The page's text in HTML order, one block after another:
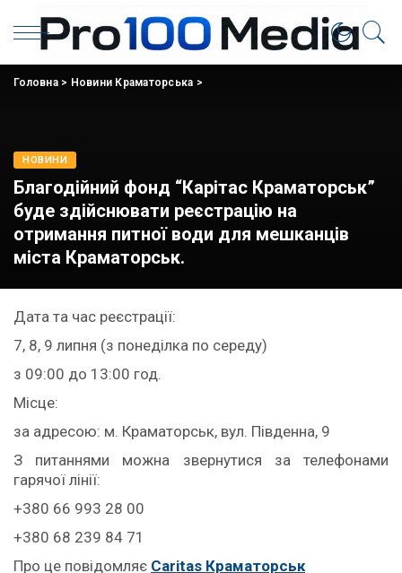
Головна> Новини Краматорська >
НОВИНИ
Благодійний фонд “Карітас Краматорськ”
буде здійснювати реєстрацію на
отримання питної води для мешканців
міста Краматорськ.
Дата та час реєстрації:
7, 8, 9 липня (з понеділка по середу)
з 09:00 до 13:00 год.
Місце:
за адресою: м. Краматорськ, вул. Південна, 9
З питаннями можна звернутися за телефонами
гарячої лінії:
+380 66 993 28 00
+380 68 239 84 71
Про це повідомляє Caritas Краматорськ